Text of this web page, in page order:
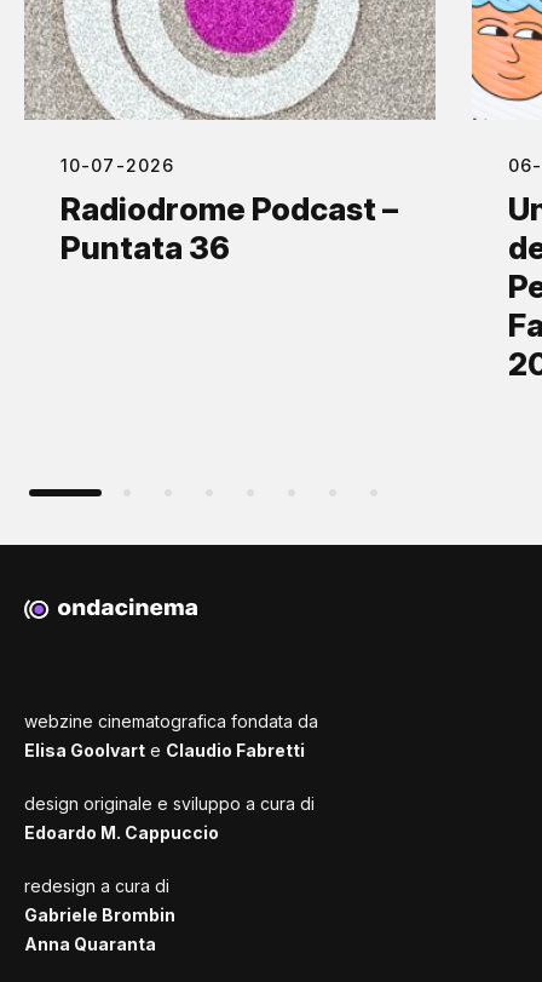
10-07-2026
Radiodrome Podcast –
Puntata 36
webzine cinematografica fondata da
Elisa Goolvart e Claudio Fabretti
design originale e sviluppo a cura di
Edoardo M. Cappuccio
redesign a cura di
Gabriele Brombin
Anna Quaranta